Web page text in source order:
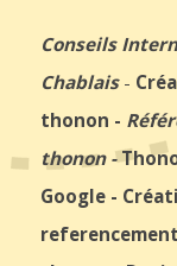
Conseils
Chablais-
thonon -
thonon-
Google -